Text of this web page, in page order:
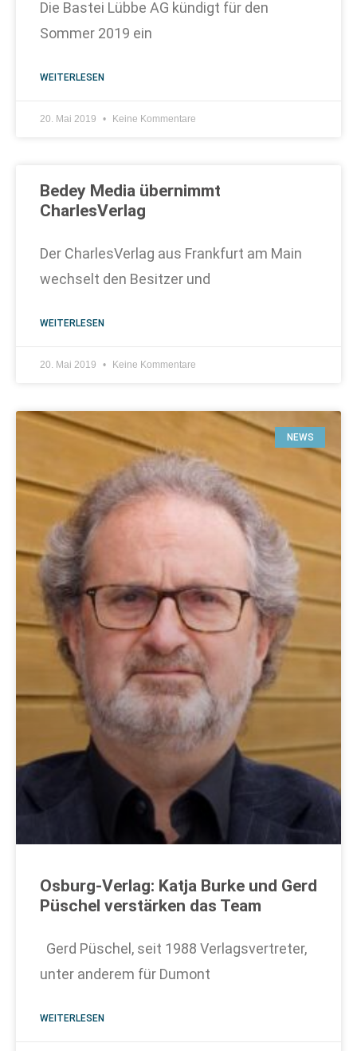
Die Bastei Lübbe AG kündigt für den
Sommer 2019 ein
WEITERLESEN
20. Mai 2019 Keine Kommentare
Bedey Media übernimmt
CharlesVerlag
Der CharlesVerlag aus Frankfurt am Main
wechselt den Besitzer und
WEITERLESEN
20. Mai 2019 Keine Kommentare
NEWS
Osburg-Verlag: Katja Burke und Gerd
Püschel verstärken das Team
Gerd Püschel, seit 1988 Verlagsvertreter,
unter anderem für Dumont
WEITERLESEN